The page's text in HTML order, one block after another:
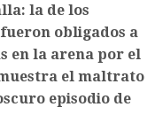
la de los
obligados a
en la arena por el
el maltrato
episodio de